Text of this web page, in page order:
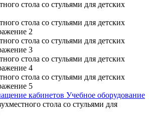
кабинетов Учебное оборудование
стола со стульями для